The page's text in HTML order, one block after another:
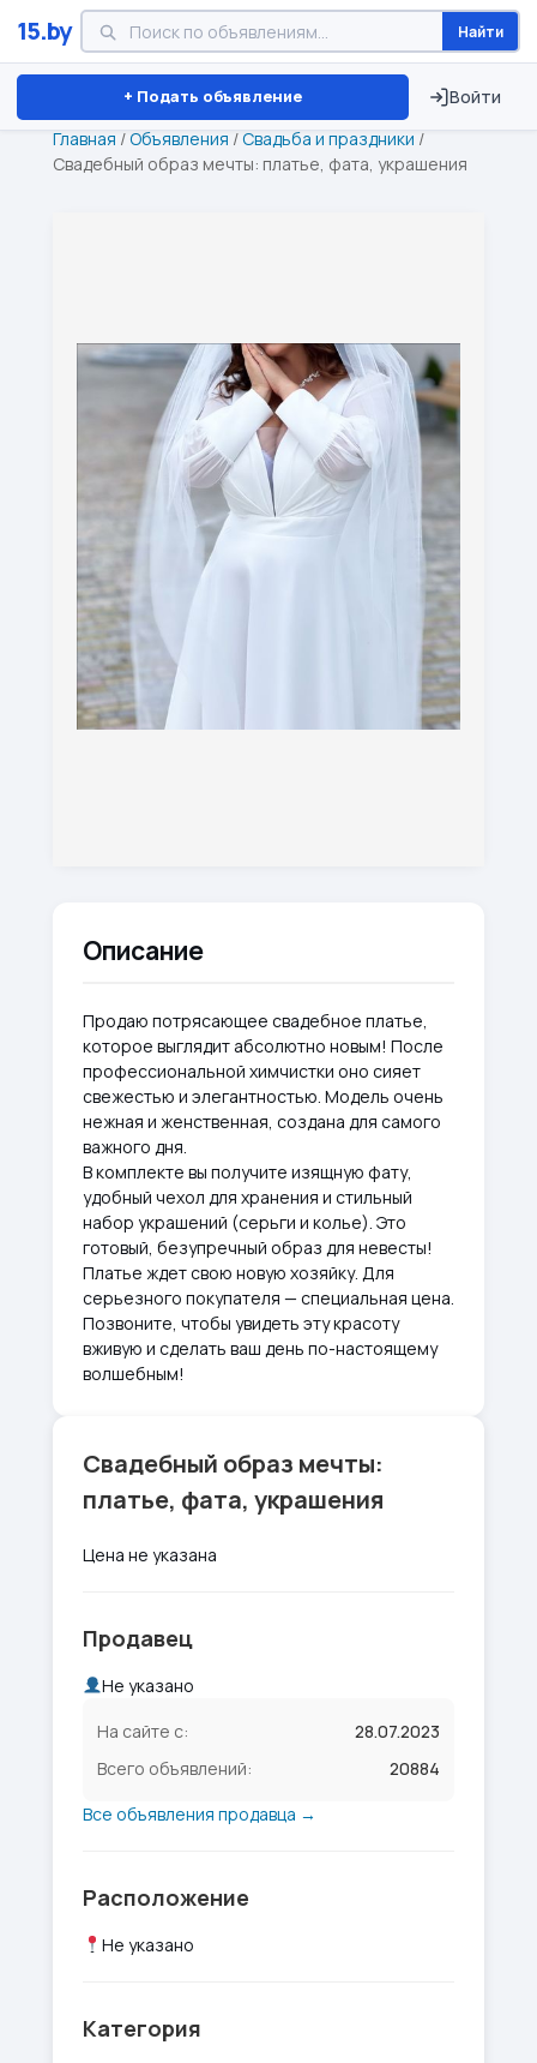
15.by Найти
+ Подать объявление Войти
Минск Витебск Брест ⏱ ТОЛЬКО 15 ДНЕЙ
Главная /Объявления / Свадьба и праздники /
Свадебный образ мечты: платье, фата, украшения
Описание
Продаю потрясающее свадебное платье,
которое выглядит абсолютно новым! После
профессиональной химчистки оно сияет
свежестью и элегантностью. Модель очень
нежная и женственная, создана для самого
важного дня.
В комплекте вы получите изящную фату,
удобный чехол для хранения и стильный
набор украшений (серьги и колье). Это
готовый, безупречный образ для невесты!
Платье ждет свою новую хозяйку. Для
серьезного покупателя — специальная цена.
Позвоните, чтобы увидеть эту красоту
вживую и сделать ваш день по-настоящему
волшебным!
Свадебный образ мечты:
платье, фата, украшения
Цена не указана
Продавец
Не указано
На сайте с:
28.07.2023
Всего объявлений:
20884
Все объявления продавца →
Расположение
Не указано
Категория